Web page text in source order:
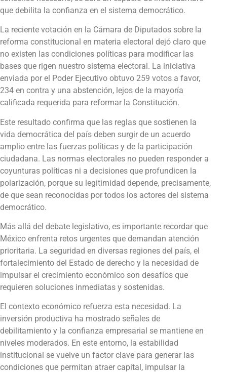
que debilita la confianza en el sistema democrático.
La reciente votación en la Cámara de Diputados sobre la
reforma constitucional en materia electoral dejó claro que
no existen las condiciones políticas para modificar las
bases que rigen nuestro sistema electoral. La iniciativa
enviada por el Poder Ejecutivo obtuvo 259 votos a favor,
234 en contra y una abstención, lejos de la mayoría
calificada requerida para reformar la Constitución.
Este resultado confirma que las reglas que sostienen la
vida democrática del país deben surgir de un acuerdo
amplio entre las fuerzas políticas y de la participación
ciudadana. Las normas electorales no pueden responder a
coyunturas políticas ni a decisiones que profundicen la
polarización, porque su legitimidad depende, precisamente,
de que sean reconocidas por todos los actores del sistema
democrático.
Más allá del debate legislativo, es importante recordar que
México enfrenta retos urgentes que demandan atención
prioritaria. La seguridad en diversas regiones del país, el
fortalecimiento del Estado de derecho y la necesidad de
impulsar el crecimiento económico son desafíos que
requieren soluciones inmediatas y sostenidas.
El contexto económico refuerza esta necesidad. La
inversión productiva ha mostrado señales de
debilitamiento y la confianza empresarial se mantiene en
niveles moderados. En este entorno, la estabilidad
institucional se vuelve un factor clave para generar las
condiciones que permitan atraer capital, impulsar la